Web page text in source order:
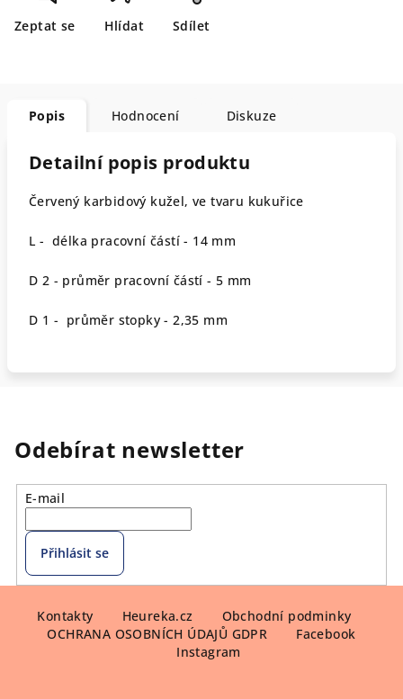
Zeptat se Hlídat Sdílet
Popis Hodnocení Diskuze
Detailní popis produktu
Červený karbidový kužel, ve tvaru kukuřice
L - délka pracovní částí - 14 mm
D 2 - průměr pracovní částí - 5 mm
D 1 - průměr stopky - 2,35 mm
Odebírat newsletter
E-mail
Přihlásit se
Kontakty Heureka.cz
Obchodní podminky
OCHRANA OSOBNÍCH ÚDAJŮ GDPR
Facebook
Instagram